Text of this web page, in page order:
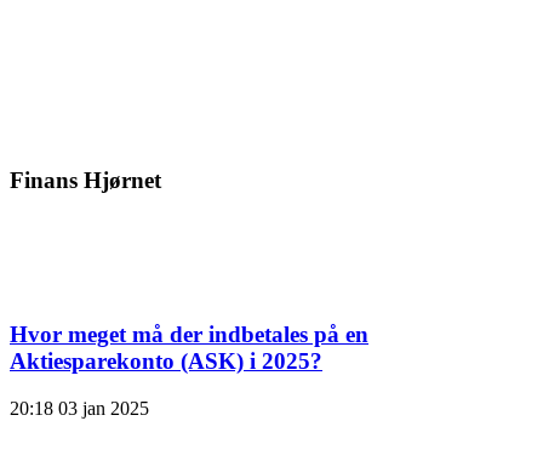
Finans Hjørnet
Hvor meget må der indbetales på en
Aktiesparekonto (ASK) i 2025?
20:18 03 jan 2025